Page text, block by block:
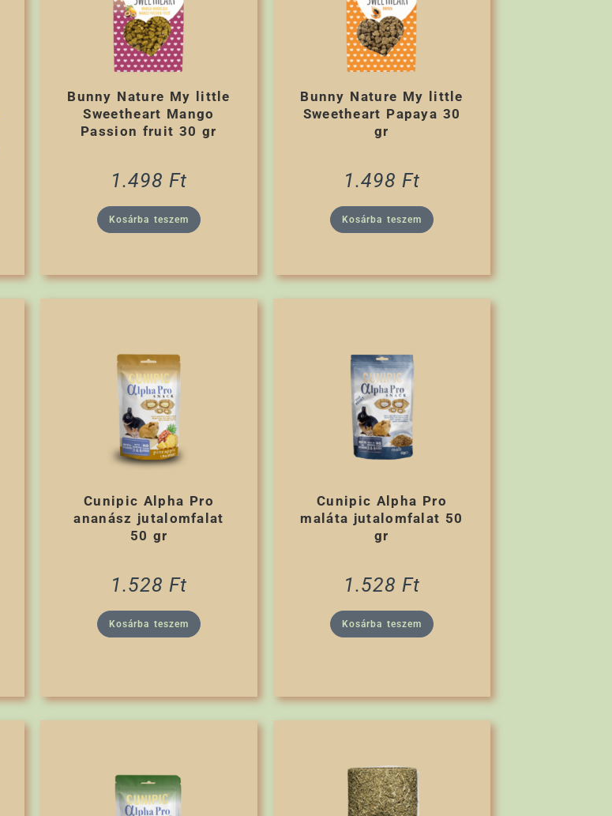
Bunny Nature My little
Sweetheart Mango
Passion fruit 30 gr
1.498 Ft
Kosárba teszem
Bunny Nature My little
Sweetheart Papaya 30
gr
1.498 Ft
Kosárba teszem
Cunipic Alpha Pro
ananász jutalomfalat
50 gr
1.528 Ft
Kosárba teszem
Cunipic Alpha Pro
maláta jutalomfalat 50
gr
1.528 Ft
Kosárba teszem